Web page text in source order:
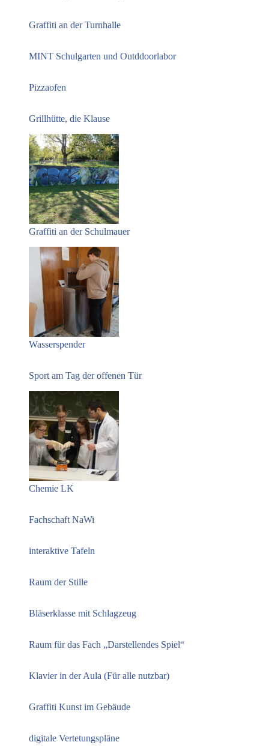
Graffiti an der Turnhalle
MINT Schulgarten und Outddoorlabor
Pizzaofen
Grillhütte, die Klause
Graffiti an der Schulmauer
Wasserspender
Sport am Tag der offenen Tür
Chemie LK
Fachschaft NaWi
interaktive Tafeln
Raum der Stille
Bläserklasse mit Schlagzeug
Raum für das Fach „Darstellendes Spiel“
Klavier in der Aula (Für alle nutzbar)
Graffiti Kunst im Gebäude
digitale Vertetungspläne